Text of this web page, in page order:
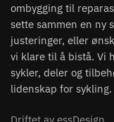
ombygging til
sette sammen en ny
justeringer, eller
vi klare til å bistå. Vi
sykler, deler og
lidenskap for sykling.